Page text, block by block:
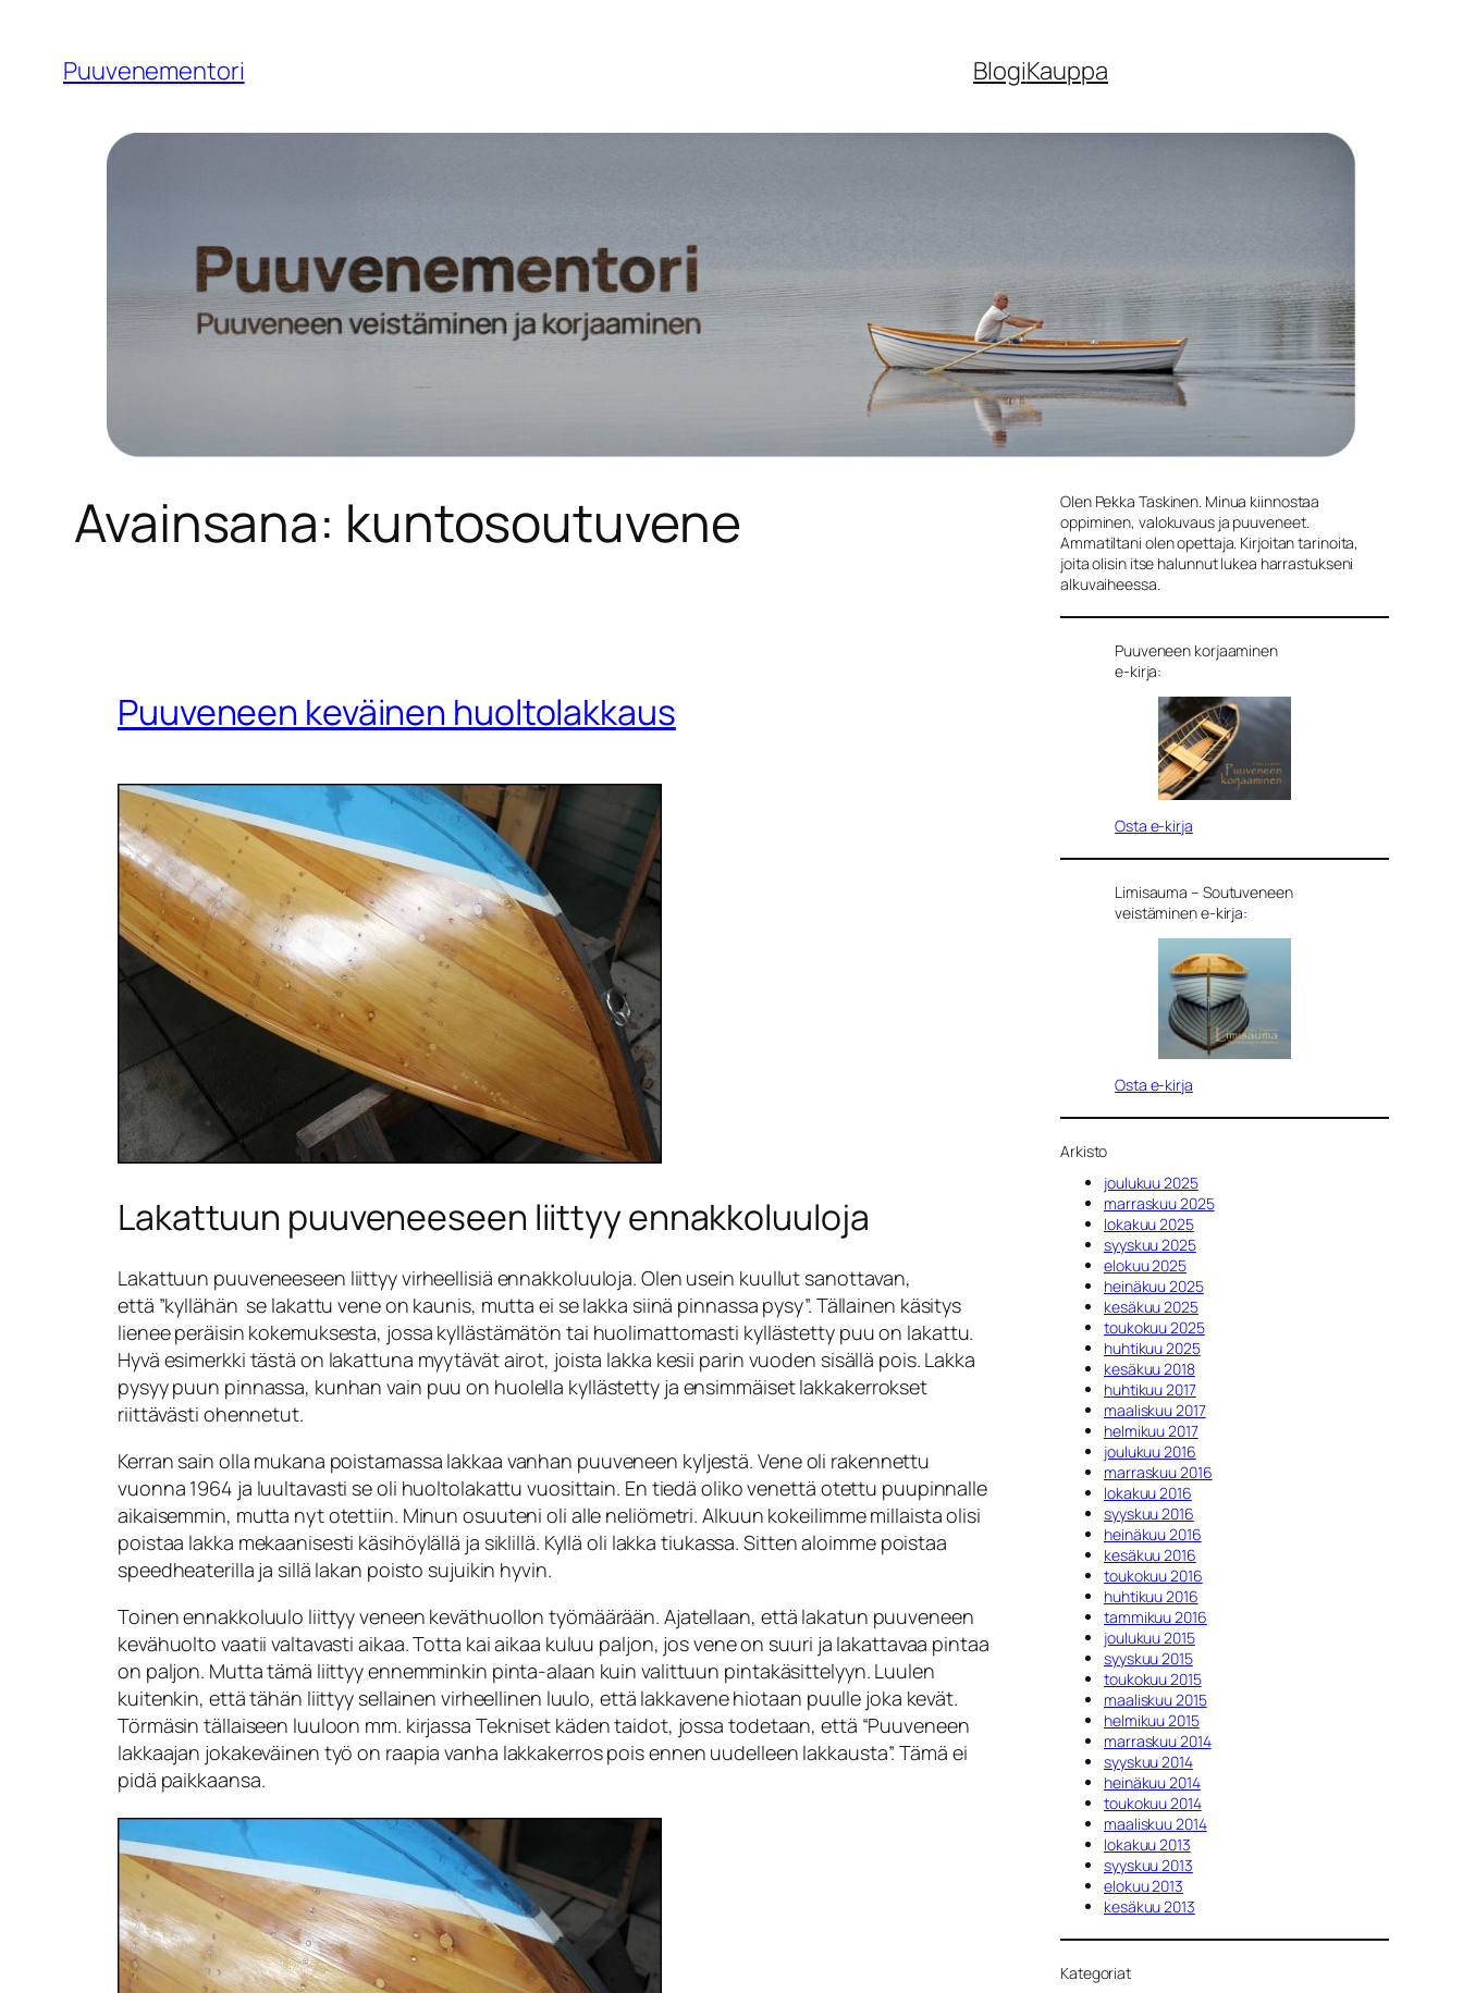
sisältöönPuuvenementori BlogiKauppa
Avainsana: kuntosoutuvene
Puuveneen keväinen huoltolakkaus
Lakattuun puuveneeseen liittyy ennakkoluuloja
Lakattuun puuveneeseen liittyy virheellisiä ennakkoluuloja. Olen usein kuullut sanottavan,
että ”kyllähän se lakattu vene on kaunis, mutta ei se lakka siinä pinnassa pysy”. Tällainen käsitys
lienee peräisin kokemuksesta, jossa kyllästämätön tai huolimattomasti kyllästetty puu on lakattu.
Hyvä esimerkki tästä on lakattuna myytävät airot, joista lakka kesii parin vuoden sisällä pois. Lakka
pysyy puun pinnassa, kunhan vain puu on huolella kyllästetty ja ensimmäiset lakkakerrokset
riittävästi ohennetut.
Kerran sain olla mukana poistamassa lakkaa vanhan puuveneen kyljestä. Vene oli rakennettu
vuonna 1964 ja luultavasti se oli huoltolakattu vuosittain. En tiedä oliko venettä otettu puupinnalle
aikaisemmin, mutta nyt otettiin. Minun osuuteni oli alle neliömetri. Alkuun kokeilimme millaista olisi
poistaa lakka mekaanisesti käsihöylällä ja siklillä. Kyllä oli lakka tiukassa. Sitten aloimme poistaa
speedheaterilla ja sillä lakan poisto sujuikin hyvin.
Toinen ennakkoluulo liittyy veneen keväthuollon työmäärään. Ajatellaan, että lakatun puuveneen
kevähuolto vaatii valtavasti aikaa. Totta kai aikaa kuluu paljon, jos vene on suuri ja lakattavaa pintaa
on paljon. Mutta tämä liittyy ennemminkin pinta-alaan kuin valittuun pintakäsittelyyn. Luulen
kuitenkin, että tähän liittyy sellainen virheellinen luulo, että lakkavene hiotaan puulle joka kevät.
Törmäsin tällaiseen luuloon mm. kirjassa Tekniset käden taidot, jossa todetaan, että “Puuveneen
lakkaajan jokakeväinen työ on raapia vanha lakkakerros pois ennen uudelleen lakkausta”. Tämä ei
pidä paikkaansa.
Olen Pekka Taskinen. Minua kiinnostaa
oppiminen, valokuvaus ja puuveneet.
Ammatiltani olen opettaja. Kirjoitan tarinoita,
joita olisin itse halunnut lukea harrastukseni
alkuvaiheessa.
Puuveneen korjaaminen
e-kirja:
Osta e-kirja
Limisauma – Soutuveneen
veistäminen e-kirja:
Osta e-kirja
Arkisto
joulukuu 2025
marraskuu 2025
lokakuu 2025
syyskuu 2025
elokuu 2025
heinäkuu 2025
kesäkuu 2025
toukokuu 2025
huhtikuu 2025
kesäkuu 2018
huhtikuu 2017
maaliskuu 2017
helmikuu 2017
joulukuu 2016
marraskuu 2016
lokakuu 2016
syyskuu 2016
heinäkuu 2016
kesäkuu 2016
toukokuu 2016
huhtikuu 2016
tammikuu 2016
joulukuu 2015
syyskuu 2015
toukokuu 2015
maaliskuu 2015
helmikuu 2015
marraskuu 2014
syyskuu 2014
heinäkuu 2014
toukokuu 2014
maaliskuu 2014
lokakuu 2013
syyskuu 2013
elokuu 2013
kesäkuu 2013
Kategoriat